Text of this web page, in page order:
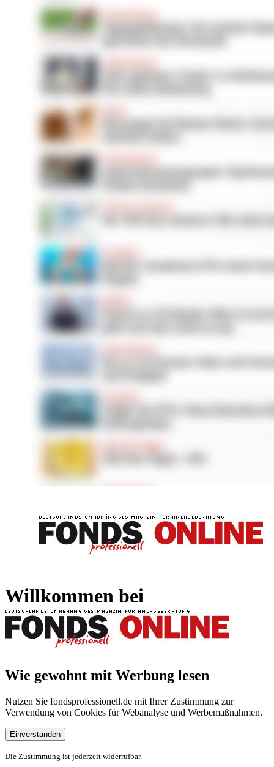
Willkommen bei
Wie gewohnt mit Werbung lesen
Nutzen Sie fondsprofessionell.de mit Ihrer Zustimmung zur
Verwendung von Cookies für Webanalyse und Werbemaßnahmen.
Einverstanden
Die Zustimmung ist jederzeit widerrufbar.